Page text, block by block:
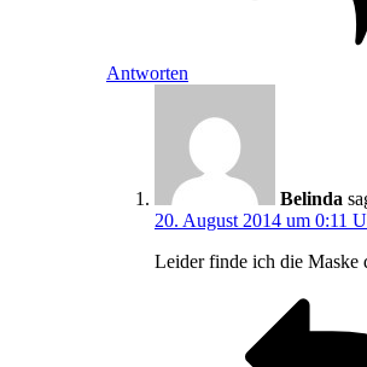
Antworten
Belinda
20. August 2014 um 0:11
Leider finde ich die